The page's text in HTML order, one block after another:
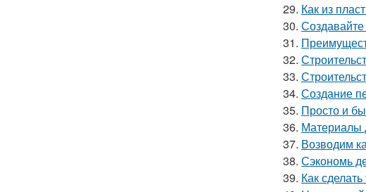
29. Как из
30.
31.
32.
33.
34. Создание
35. Просто и
36. Материалы
37. Возводим
38. Сэкономь
39. Как